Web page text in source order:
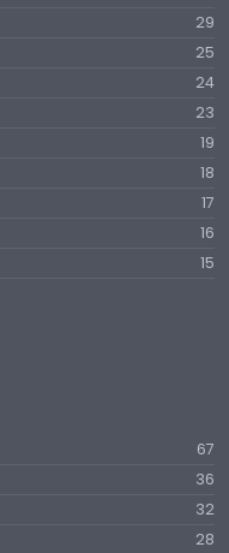
29
25
24
23
19
18
17
16
15
67
36
32
28